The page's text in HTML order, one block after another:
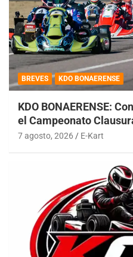
BREVES KDO BONAERENSE
KDO BONAERENSE:
el Campeonato
7 agosto, 2026 E-Kart